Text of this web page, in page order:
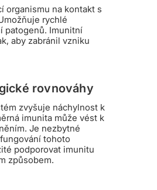
organismu na kontakt s
rychlé
patogenů. Imunitní
aby zabránil vzniku
rovnováhy
zvyšuje náchylnost k
imunita může vést k
Je nezbytné
tohoto
podporovat imunitu
způsobem.